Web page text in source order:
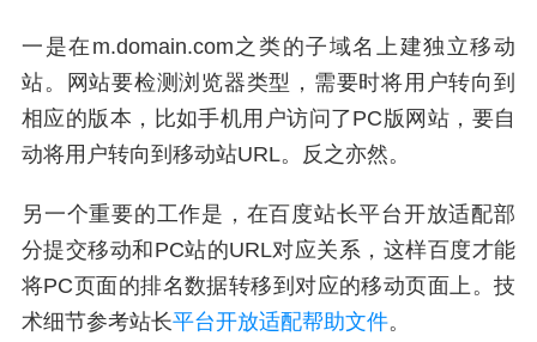
一是在m.domain.com之类的子域名上建独立移动
站。网站要检测浏览器类型，需要时将用户转向到
相应的版本，比如手机用户访问了PC版网站，要自
动将用户转向到移动站URL。反之亦然。
另一个重要的工作是，在百度站长平台开放适配部
分提交移动和PC站的URL对应关系，这样百度才能
将PC页面的排名数据转移到对应的移动页面上。技
术细节参考站长平台开放适配帮助文件。